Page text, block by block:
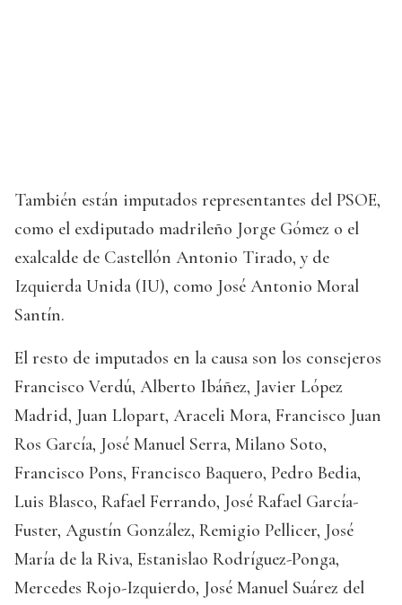
También están imputados representantes del PSOE,
como el exdiputado madrileño Jorge Gómez o el
exalcalde de Castellón Antonio Tirado, y de
Izquierda Unida (IU), como José Antonio Moral
Santín.
El resto de imputados en la causa son los consejeros
Francisco Verdú, Alberto Ibáñez, Javier López
Madrid, Juan Llopart, Araceli Mora, Francisco Juan
Ros García, José Manuel Serra, Milano Soto,
Francisco Pons, Francisco Baquero, Pedro Bedia,
Luis Blasco, Rafael Ferrando, José Rafael García-
Fuster, Agustín González, Remigio Pellicer, José
María de la Riva, Estanislao Rodríguez-Ponga,
Mercedes Rojo-Izquierdo, José Manuel Suárez del